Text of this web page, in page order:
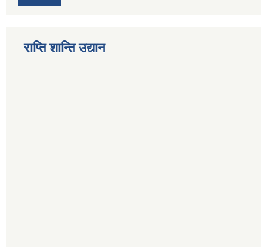
राप्ति शान्ति उद्यान